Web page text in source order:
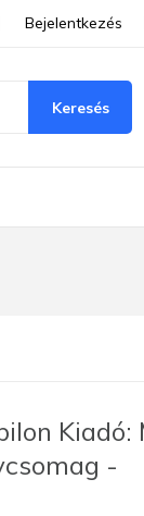
Bejelentkezés
Keresés
Kiadó:
-